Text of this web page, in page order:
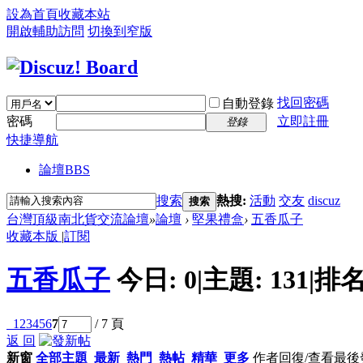
設為首頁收藏本站
開啟輔助訪問 切換到窄版
自動登錄 找回密碼
密碼
登錄
立即註冊
快捷導航
論壇BBS
搜索 搜索 熱搜: 活動 交友 discuz
台灣頂級南北貨交流論壇»論壇 › 堅果禮盒› 五香瓜子
收藏本版 |訂閱
五香瓜子 今日: 0|主題: 131|排
1 234567
/ 7 頁
返 回
新窗 全部主題 最新 熱門 熱帖 精華 更多 作者回復/查看最後